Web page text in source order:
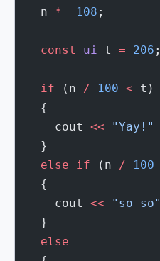
  n
*= 108 ;
  const
ui t = 206 ;
  if
(n / 100 < t)
  {
    cout
<< "Yay!"
  }
  else
if (n / 100
  {
    cout
<< "so-so"
  }
  else